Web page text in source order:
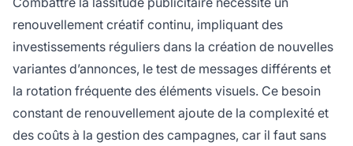
renouvellement créatif continu, impliquant des
investissements réguliers dans la création de nouvelles
variantes d’annonces, le test de messages différents et
la rotation fréquente des éléments visuels. Ce besoin
constant de renouvellement ajoute de la complexité et
des coûts à la gestion des campagnes, car il faut sans